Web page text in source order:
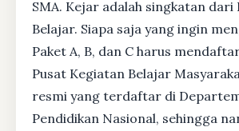
SMA. Kejar adalah singkatan dari
Belajar. Siapa saja yang ingin
Paket A, B, dan C harus
Pusat Kegiatan Belajar
resmi yang terdaftar di
Pendidikan Nasional, sehingga